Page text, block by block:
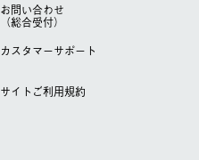
お問い合わせ
（総合受付）
カスタマーサポート
サイトご利用規約